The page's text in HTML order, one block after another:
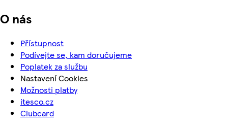
O nás
Přístupnost
Podívejte se, kam doručujeme
Poplatek za službu
Nastavení Cookies
Možnosti platby
itesco.cz
Clubcard